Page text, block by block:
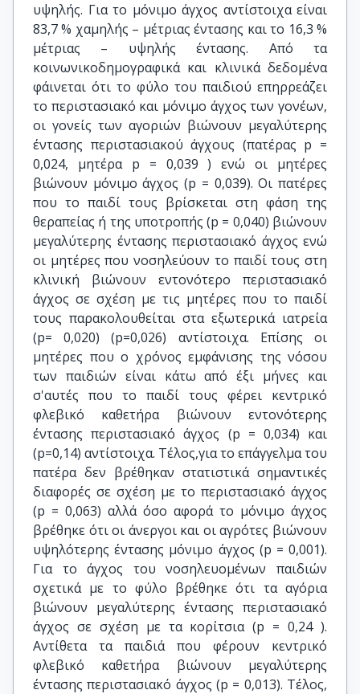
υψηλής. Για το μόνιμο άγχος αντίστοιχα είναι
83,7 % χαμηλής – μέτριας έντασης και το 16,3 %
μέτριας – υψηλής έντασης. Από τα
κοινωνικοδημογραφικά και κλινικά δεδομένα
φάινεται ότι το φύλο του παιδιού επηρρεάζει
το περιστασιακό και μόνιμο άγχος των γονέων,
οι γονείς των αγοριών βιώνουν μεγαλύτερης
έντασης περιστασιακού άγχους (πατέρας p =
0,024, μητέρα p = 0,039 ) ενώ οι μητέρες
βιώνουν μόνιμο άγχος (p = 0,039). Οι πατέρες
που το παιδί τους βρίσκεται στη φάση της
θεραπείας ή της υποτροπής (p = 0,040) βιώνουν
μεγαλύτερης έντασης περιστασιακό άγχος ενώ
οι μητέρες που νοσηλεύουν το παιδί τους στη
κλινική βιώνουν εντονότερο περιστασιακό
άγχος σε σχέση με τις μητέρες που το παιδί
τους παρακολουθείται στα εξωτερικά ιατρεία
(p= 0,020) (p=0,026) αντίστοιχα. Επίσης οι
μητέρες που ο χρόνος εμφάνισης της νόσου
των παιδιών είναι κάτω από έξι μήνες και
σ'αυτές που το παιδί τους φέρει κεντρικό
φλεβικό καθετήρα βιώνουν εντονότερης
έντασης περιστασιακό άγχος (p = 0,034) και
(p=0,14) αντίστοιχα. Τέλος,για το επάγγελμα του
πατέρα δεν βρέθηκαν στατιστικά σημαντικές
διαφορές σε σχέση με το περιστασιακό άγχος
(p = 0,063) αλλά όσο αφορά το μόνιμο άγχος
βρέθηκε ότι οι άνεργοι και οι αγρότες βιώνουν
υψηλότερης έντασης μόνιμο άγχος (p = 0,001).
Για το άγχος του νοσηλευομένων παιδιών
σχετικά με το φύλο βρέθηκε ότι τα αγόρια
βιώνουν μεγαλύτερης έντασης περιστασιακό
άγχος σε σχέση με τα κορίτσια (p = 0,24 ).
Αντίθετα τα παιδιά που φέρουν κεντρικό
φλεβικό καθετήρα βιώνουν μεγαλύτερης
έντασης περιστασιακό άγχος (p = 0,013). Τέλος,